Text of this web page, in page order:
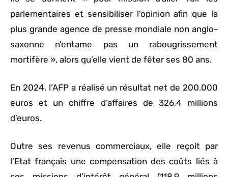
parlementaires et sensibiliser l’opinion afin que la
plus grande agence de presse mondiale non anglo-
saxonne n’entame pas un rabougrissement
mortifère », alors qu’elle vient de fêter ses 80 ans.
En 2024, l’AFP a réalisé un résultat net de 200.000
euros et un chiffre d’affaires de 326,4 millions
d’euros.
Outre ses revenus commerciaux, elle reçoit par
l’Etat français une compensation des coûts liés à